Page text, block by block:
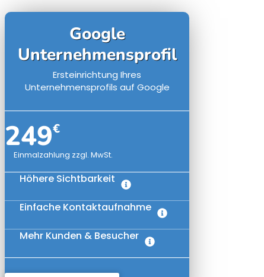
Google
Unternehmensprofil
Ersteinrichtung Ihres
Unternehmensprofils auf Google
249€
Einmalzahlung zzgl. MwSt.
Höhere Sichtbarkeit
Einfache Kontaktaufnahme
Mehr Kunden & Besucher